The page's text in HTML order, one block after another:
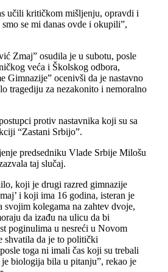
učili kritičkom mišljenju, opravdi i
se mi danas ovde i okupili”,
Zmaj” osudila je u subotu, posle
veća i Školskog odbora,
Gimnazije” ocenivši da je nastavno
tragediju za nezakonito i nemoralno
protiv nastavnika koji su sa
“Zastani Srbijo”.
predsedniku Vlade Srbije Milošu
taj slučaj.
koji je drugi razred gimnazije
i koji ima 16 godina, isteran je
svojim kolegama na zahtev dvoje,
da izađu na ulicu da bi
poginulima u nesreći u Novom
shvatila da je to politički
toga ni imali čas koji su trebali
biologija bila u pitanju”, rekao je